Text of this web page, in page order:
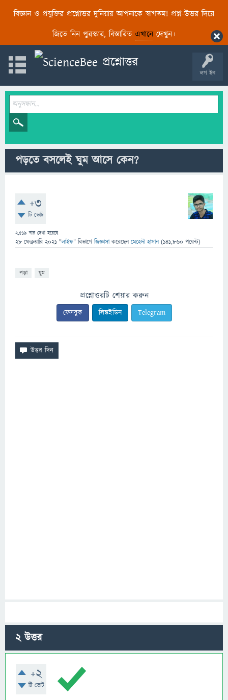
বিজ্ঞান ও প্রযুক্তির প্রশ্নোত্তর দুনিয়ায় আপনাকে স্বাগতম! প্রশ্ন-উত্তর দিয়ে
জিতে নিন পুরস্কার, বিস্তারিত এখানেদেখুন।
লগ ইন
পড়তে বসলেই ঘুম আসে কেন?
+3
টি ভোট
2,519 বার দেখা হয়েছে
28 ফেব্রুয়ারি 2021 "লাইফ" বিভাগে জিজ্ঞাসাকরেছেনমেহেদী হাসান (141,860 পয়েন্ট)
পড়া ঘুম
প্রশ্নোত্তরটি শেয়ার করুন
ফেসবুক লিঙ্কইডিন Telegram
2উত্তর
+2
টি ভোট